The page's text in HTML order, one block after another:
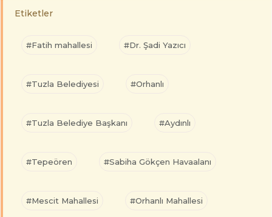
Etiketler
#Fatih mahallesi #Dr. Şadi Yazıcı
#Tuzla Belediyesi #Orhanlı
#Tuzla Belediye Başkanı #Aydınlı
#Tepeören #Sabiha Gökçen Havaalanı
#Mescit Mahallesi #Orhanlı Mahallesi